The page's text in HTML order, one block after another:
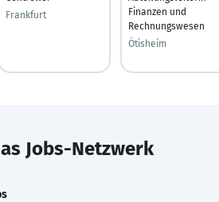
Frankfurt
Finanzen und
Rechnungswesen
Ötisheim
Jobs-Netzwerk